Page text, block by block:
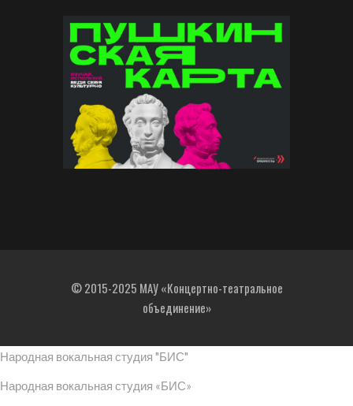
© 2015-2025 МАУ «Концертно-театральное
объединение»
Народная вокальная студия "БИС"
Народная вокальная студия «БИС»